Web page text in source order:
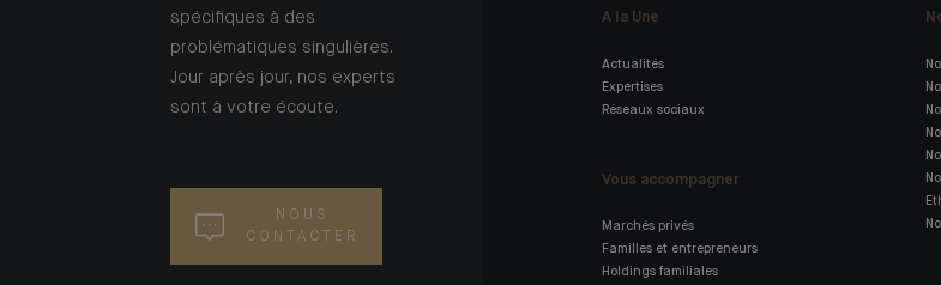
spécifiques à des
problématiques singulières.
Jour après jour, nos experts
sont à votre écoute.
NOUS
CONTACTER
A la Une
Actualités
Expertises
Réseaux sociaux
Vous accompagner
Marchés privés
Familles et entrepreneurs
Holdings familiales